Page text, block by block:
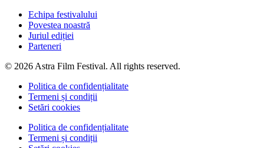
Echipa festivalului
Povestea noastră
Juriul ediției
Parteneri
© 2026 Astra Film Festival. All rights reserved.
Politica de confidențialitate
Termeni și condiții
Setări cookies
Politica de confidențialitate
Termeni și condiții